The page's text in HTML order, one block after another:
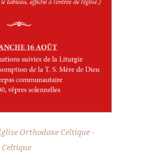
Orthodoxe Celtique